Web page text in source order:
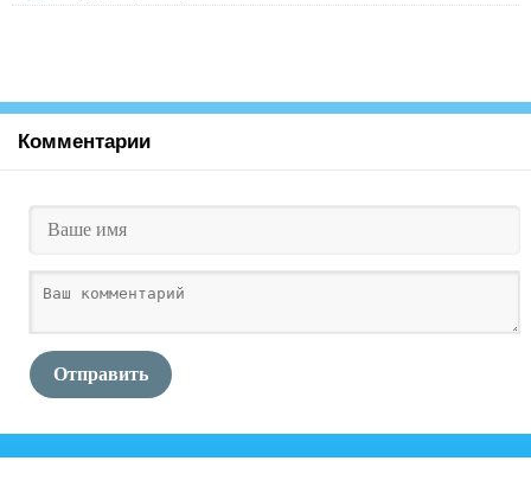
Комментарии
Отправить